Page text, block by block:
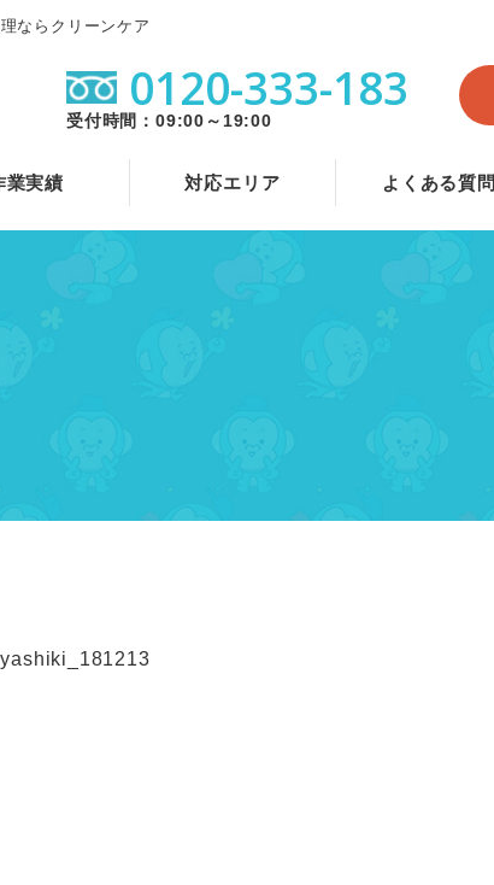
ならクリーンケア
0120-333-183
受付時間：09:00～19:00
業実績 対応エリア よくある質問